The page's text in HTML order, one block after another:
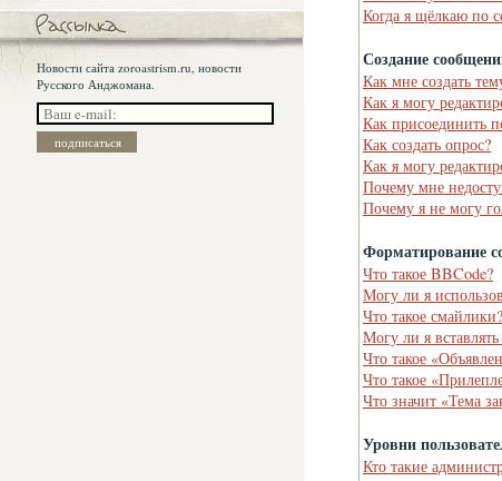
Новости сайта zoroastrism.ru, новости
Русского Анджомана.
Когда я щёлкаю по
Создание
Как мне создать
Как я могу
Как присоединить
Как создать опрос?
Как я могу
Почему мне
Почему я не могу
Форматирование
Что такое BBCode?
Могу ли я
Что такое смайлики?
Могу ли я
Что такое
Что такое
Что значит «Тема
Уровни
Кто такие